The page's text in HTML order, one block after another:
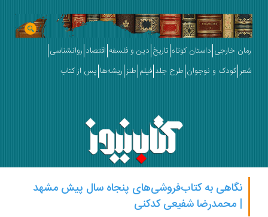
خارجی داستان کوتاه تاریخ دین و فلسفه اقتصاد روانشناسی
کودک و نوجوان طرح جلد فیلم طنز ریشه‌ها پس از کتاب
نگاهی به کتاب‌فروشی‌های پنجاه سال پیش مشهد
| محمدرضا شفیعی کدکنی